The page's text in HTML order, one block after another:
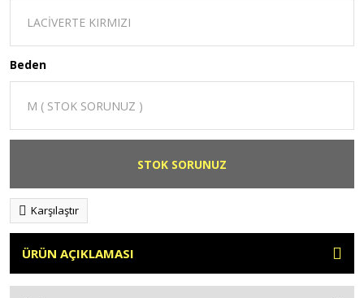
Beden
STOK SORUNUZ
Karşılaştır
ÜRÜN AÇIKLAMASI